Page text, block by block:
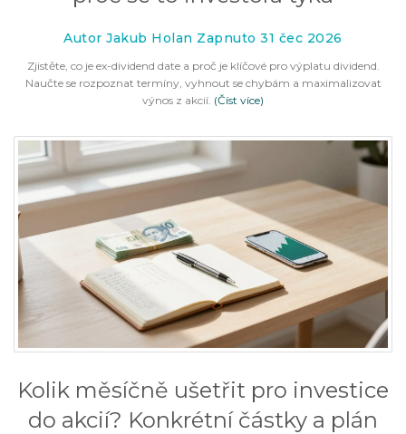
Autor Jakub Holan Zapnuto 31 čec 2026
Zjistěte, co je ex-dividend date a proč je klíčové pro výplatu dividend.
Naučte se rozpoznat termíny, vyhnout se chybám a maximalizovat
výnos z akcií. (Číst více)
Kolik měsíčně ušetřit pro investice
do akcií? Konkrétní částky a plán